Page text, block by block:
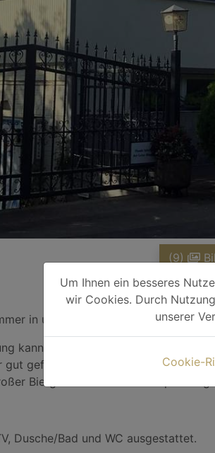
(9)
in unserem Hotel.
kann unser Hotel mit seiner
gut geführtes Restaurant bietet
Biergarten Ruhe und Entspannung.
Dusche/Bad und WC ausgestattet.
Um Ihnen ein besseres
wir Cookies. Durch
unserer
Cookie-